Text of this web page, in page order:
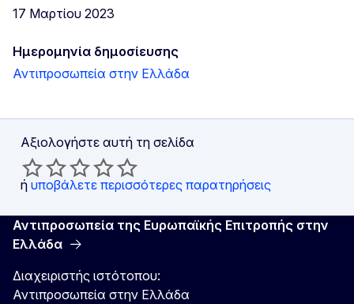
17 Μαρτίου 2023
Ημερομηνία δημοσίευσης
Αντιπροσωπεία στην Ελλάδα
Αξιολογήστε αυτή τη σελίδα
ή υποβάλετε περισσότερες παρατηρήσεις
Αντιπροσωπεία της Ευρωπαϊκής Επιτροπής στην
Ελλάδα
Διαχειριστής ιστότοπου:
Αντιπροσωπεία στην Ελλάδα